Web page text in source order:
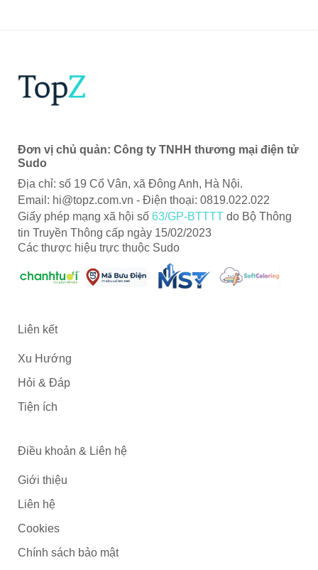
Đơn vị chủ quản: Công ty TNHH thương mại điện tử
Sudo
Địa chỉ: số 19 Cổ Vân, xã Đông Anh, Hà Nội.
Email: hi@topz.com.vn - Điện thoại: 0819.022.022
Giấy phép mạng xã hội số 63/GP-BTTTT do Bộ Thông
tin Truyền Thông cấp ngày 15/02/2023
Các thược hiệu trực thuộc Sudo
Liên kết
Xu Hướng
Hỏi & Đáp
Tiện ích
Điều khoản & Liên hệ
Giới thiệu
Liên hệ
Cookies
Chính sách bảo mật